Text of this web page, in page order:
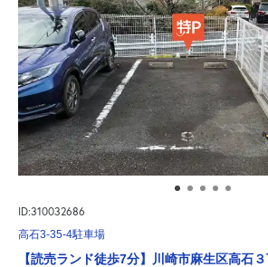
ID:310032686
高石3-35-4駐車場
【読売ランド徒歩7分】川崎市麻生区高石